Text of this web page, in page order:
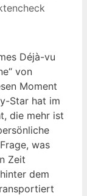
Déjà-vu
von
Moment
Star hat im
die mehr ist
was
Zeit
dem